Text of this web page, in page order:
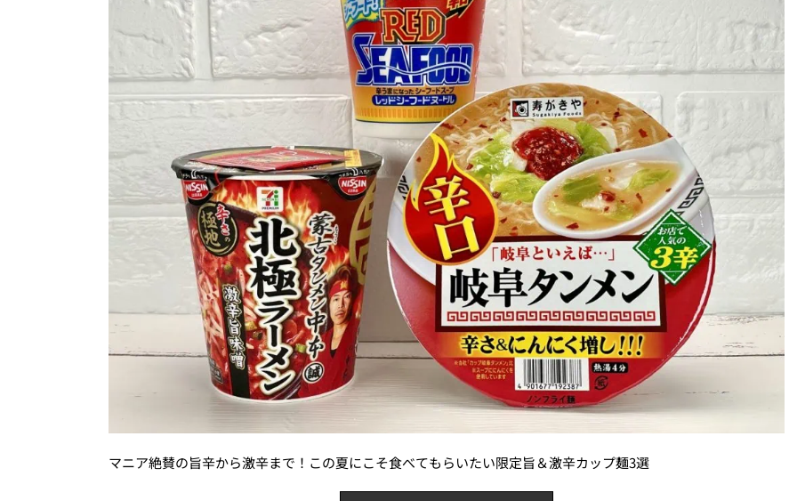
マニア絶賛の旨辛から激辛まで！この夏にこそ食べてもらいたい限定旨＆激辛カップ麺3選